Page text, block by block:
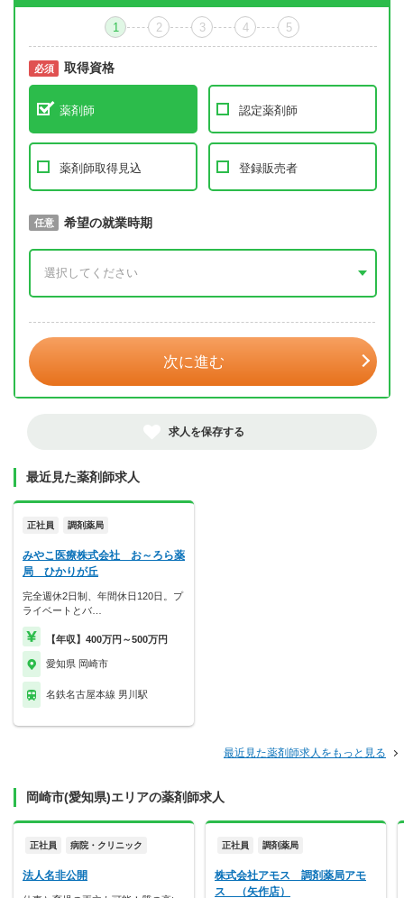
1 2 3 4 5
必須 取得資格
薬剤師 認定薬剤師
薬剤師取得見込 登録販売者
必須 取得予定年
任意 希望の就業時期
次に進む
求人を保存する
最近見た薬剤師求人
正社員 調剤薬局
みやこ医療株式会社 お～ろら薬
局 ひかりが丘
完全週休2日制、年間休日120日。プ
ライベートとバ…
【年収】400万円～500万円
愛知県 岡崎市
名鉄名古屋本線 男川駅
最近見た薬剤師求人をもっと見る
岡崎市(愛知県)エリアの薬剤師求人
正社員 病院・クリニック
法人名非公開
正社員 調剤薬局
株式会社アモス 調剤薬局アモ
ス （矢作店）